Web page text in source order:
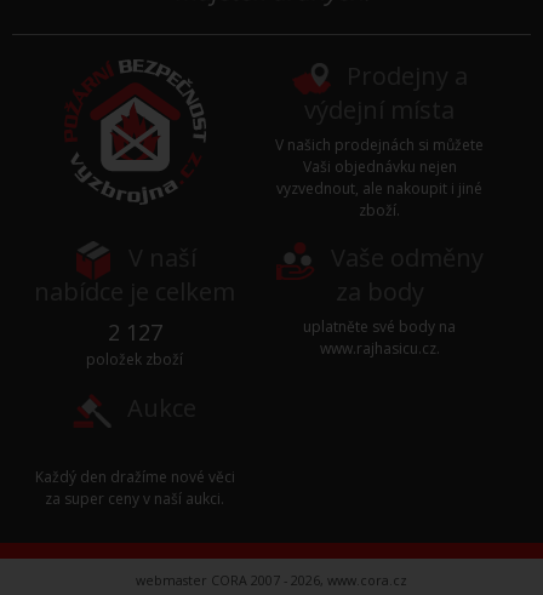
V našich prodejnách si můžete
Vaši objednávku nejen
vyzvednout, ale nakoupit i jiné
zboží.
2 127
položek zboží
uplatněte své body na
www.rajhasicu.cz.
Každý den dražíme nové věci
za super ceny v naší aukci.
webmaster CORA 2007 - 2026, www.cora.cz